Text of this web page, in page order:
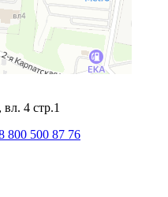
4 стр.1
800 500 87 76